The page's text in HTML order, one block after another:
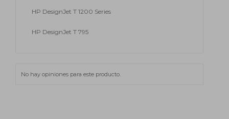
HP DesignJet T 1200 Series
HP DesignJet T 795
No hay opiniones para este producto.